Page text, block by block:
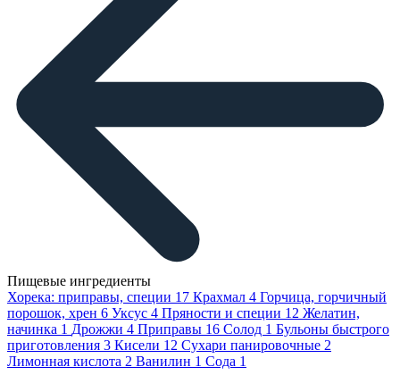
Пищевые ингредиенты
Хорека: приправы, специи 17 Крахмал 4 Горчица, горчичный
порошок, хрен 6 Уксус 4 Пряности и специи 12 Желатин,
начинка 1 Дрожжи 4 Приправы 16 Солод 1 Бульоны быстрого
приготовления 3 Кисели 12 Сухари панировочные 2
Лимонная кислота 2 Ванилин 1 Сода 1